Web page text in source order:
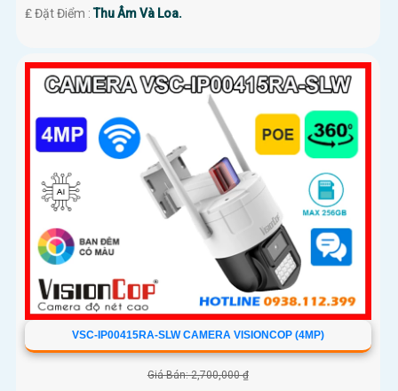
️₤ Đặt Điểm :Thu Âm Và Loa.
VSC-IP00415RA-SLW CAMERA VISIONCOP (4MP)
Giá Bán: 2,700,000 ₫